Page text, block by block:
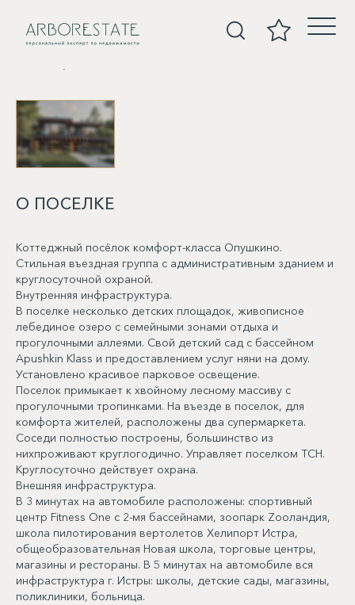
О ПОСЕЛКЕ
Коттеджный посёлок комфорт-класса Опушкино.
Стильная въездная группа с административным зданием и
круглосуточной охраной.
Внутренняя инфраструктура.
В поселке несколько детских площадок, живописное
лебединое озеро с семейными зонами отдыха и
прогулочными аллеями. Свой детский сад с бассейном
Apushkin Klass и предоставлением услуг няни на дому.
Установлено красивое парковое освещение.
Поселок примыкает к хвойному лесному массиву с
прогулочными тропинками. На въезде в поселок, для
комфорта жителей, расположены два супермаркета.
Соседи полностью построены, большинство из
нихпроживают круглогодично. Управляет поселком ТСН.
Круглосуточно действует охрана.
Внешняя инфраструктура.
В 3 минутах на автомобиле расположены: спортивный
центр Fitness One с 2-мя бассейнами, зоопарк Zooландия,
школа пилотирования вертолетов Хелипорт Истра,
общеобразовательная Новая школа, торговые центры,
магазины и рестораны. В 5 минутах на автомобиле вся
инфраструктура г. Истры: школы, детские сады, магазины,
поликлиники, больница.